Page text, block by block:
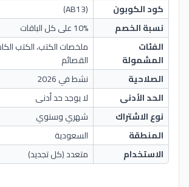
كود الكوبون
(AB13)
نسبة الخصم
10% على كل الباقات
الفئات
المشمولة
ملخصات الكتب، الكتب
القصائم
الصلاحية
نشط في 2026
الحد الأدنى
لا يوجد حد أدنى
نوع الاشتراك
شهري وسنوي
المنطقة
السعودية
الاستخدام
متعدد (كل تجديد)